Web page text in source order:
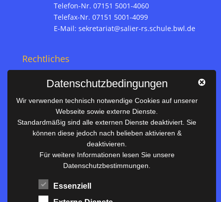
Telefon-Nr. 07151 5001-4060
Telefax-Nr. 07151 5001-4099
E-Mail: sekretariat@salier-rs.schule.bwl.de
Rechtliches
Datenschutz
Nützliches
Vertretungsplan
Unterrichtszeiten
Downloadbereich
Terminkalender
Termine AKTUELL
Datenschutzbedingungen
Wir verwenden technisch notwendige Cookies auf unserer
Webseite sowie externe Dienste.
Standardmäßig sind alle externen Dienste deaktiviert. Sie
können diese jedoch nach belieben aktivieren &
deaktivieren.
Für weitere Informationen lesen Sie unsere
Datenschutzbestimmungen.
Essenziell